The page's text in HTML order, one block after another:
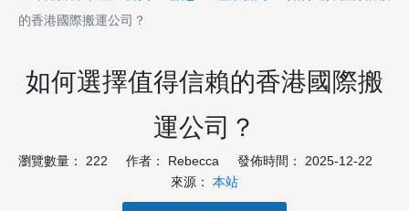
的香港國際搬運公司？
如何選擇值得信賴的香港國際搬
運公司？
瀏覽數量： 222 作者： Rebecca 發佈時間： 2025-12-22
來源： 本站